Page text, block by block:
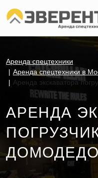
Аренда спецтехники
Аренда спецтехники в
Аренда экскаватора
АРЕНДА